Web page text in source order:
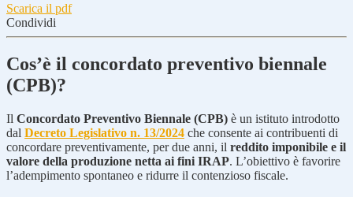
Scarica il pdf
Condividi
Cos’è il concordato preventivo biennale
(CPB)?
Il Concordato Preventivo Biennale (CPB) è un istituto introdotto
dal Decreto Legislativo n. 13/2024 che consente ai contribuenti di
concordare preventivamente, per due anni, il reddito imponibile e il
valore della produzione netta ai fini IRAP. L’obiettivo è favorire
l’adempimento spontaneo e ridurre il contenzioso fiscale.